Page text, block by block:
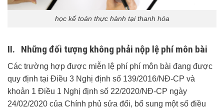
học kế toán thực hành tại thanh hóa
II. Những đối tượng không phải nộp lệ phí môn bài
Các trường hợp được miễn lệ phí phí môn bài đang được
quy định tại Điều 3 Nghị định số 139/2016/NĐ-CP và
khoản 1 Điều 1 Nghị định số 22/2020/NĐ-CP ngày
24/02/2020 của Chính phủ sửa đổi, bổ sung một số điều